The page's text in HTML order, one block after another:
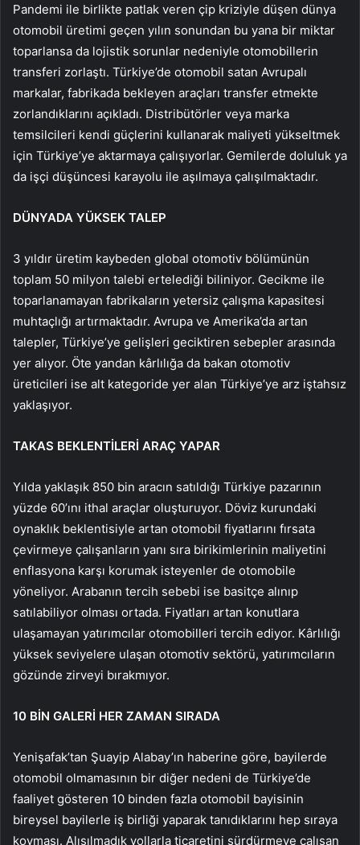
Pandemi ile birlikte patlak veren çip kriziyle düşen dünya
otomobil üretimi geçen yılın sonundan bu yana bir miktar
toparlansa da lojistik sorunlar nedeniyle otomobillerin
transferi zorlaştı. Türkiye’de otomobil satan Avrupalı ​​
markalar, fabrikada bekleyen araçları transfer etmekte
zorlandıklarını açıkladı. Distribütörler veya marka
temsilcileri kendi güçlerini kullanarak maliyeti yükseltmek
için Türkiye’ye aktarmaya çalışıyorlar. Gemilerde doluluk ya
da işçi düşüncesi karayolu ile aşılmaya çalışılmaktadır.
DÜNYADA YÜKSEK TALEP
3 yıldır üretim kaybeden global otomotiv bölümünün
toplam 50 milyon talebi ertelediği biliniyor. Gecikme ile
toparlanamayan fabrikaların yetersiz çalışma kapasitesi
muhtaçlığı artırmaktadır. Avrupa ve Amerika’da artan
talepler, Türkiye’ye gelişleri geciktiren sebepler arasında
yer alıyor. Öte yandan kârlılığa da bakan otomotiv
üreticileri ise alt kategoride yer alan Türkiye’ye arz iştahsız
yaklaşıyor.
TAKAS BEKLENTİLERİ ARAÇ YAPAR
Yılda yaklaşık 850 bin aracın satıldığı Türkiye pazarının
yüzde 60’ını ithal araçlar oluşturuyor. Döviz kurundaki
oynaklık beklentisiyle artan otomobil fiyatlarını fırsata
çevirmeye çalışanların yanı sıra birikimlerinin maliyetini
enflasyona karşı korumak isteyenler de otomobile
yöneliyor. Arabanın tercih sebebi ise basitçe alınıp
satılabiliyor olması ortada. Fiyatları artan konutlara
ulaşamayan yatırımcılar otomobilleri tercih ediyor. Kârlılığı
yüksek seviyelere ulaşan otomotiv sektörü, yatırımcıların
gözünde zirveyi bırakmıyor.
10 BİN GALERİ HER ZAMAN SIRADA
Yenişafak’tan Şuayip Alabay’ın haberine göre, bayilerde
otomobil olmamasının bir diğer nedeni de Türkiye’de
faaliyet gösteren 10 binden fazla otomobil bayisinin
bireysel bayilerle iş birliği yaparak tanıdıklarını hep sıraya
koyması. Alışılmadık yollarla ticaretini sürdürmeye çalışan